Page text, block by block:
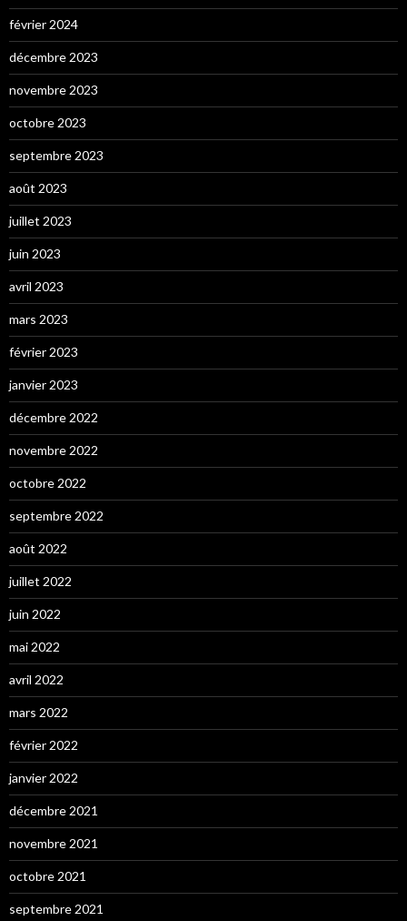
février 2024
décembre 2023
novembre 2023
octobre 2023
septembre 2023
août 2023
juillet 2023
juin 2023
avril 2023
mars 2023
février 2023
janvier 2023
décembre 2022
novembre 2022
octobre 2022
septembre 2022
août 2022
juillet 2022
juin 2022
mai 2022
avril 2022
mars 2022
février 2022
janvier 2022
décembre 2021
novembre 2021
octobre 2021
septembre 2021